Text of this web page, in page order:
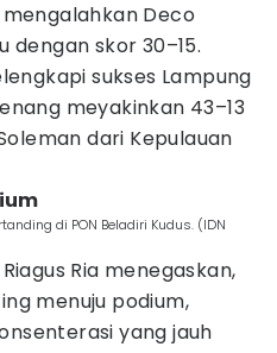
Deco
dengan skor 30–15.
sukses Lampung
meyakinkan 43–13
dari Kepulauan
di PON Beladiri Kudus. (IDN
Ria menegaskan,
menuju podium,
yang jauh